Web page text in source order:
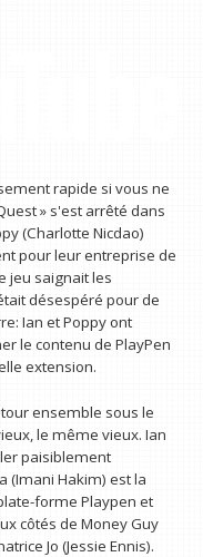
rapide si vous ne
» s'est arrêté dans
(Charlotte Nicdao)
pour leur entreprise de
jeu saignait les
désespéré pour de
Ian et Poppy ont
le contenu de PlayPen
extension.
ensemble sous le
le même vieux. Ian
paisiblement
(Imani Hakim) est la
forme Playpen et
côtés de Money Guy
Jo (Jessie Ennis).